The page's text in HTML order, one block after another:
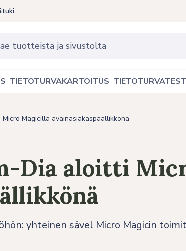
TIETOTURVAKARTOITUS
Magicillä avainasiakaspäällikkönä​​
Dia aloitti
yhteinen sävel Micro Magicin